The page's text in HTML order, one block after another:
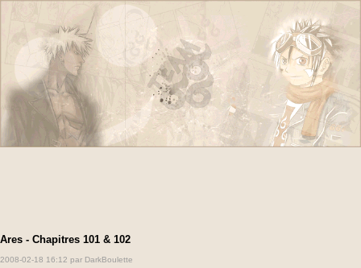
Ares - Chapitres 101 & 102
2008-02-18 16:12 par DarkBoulette